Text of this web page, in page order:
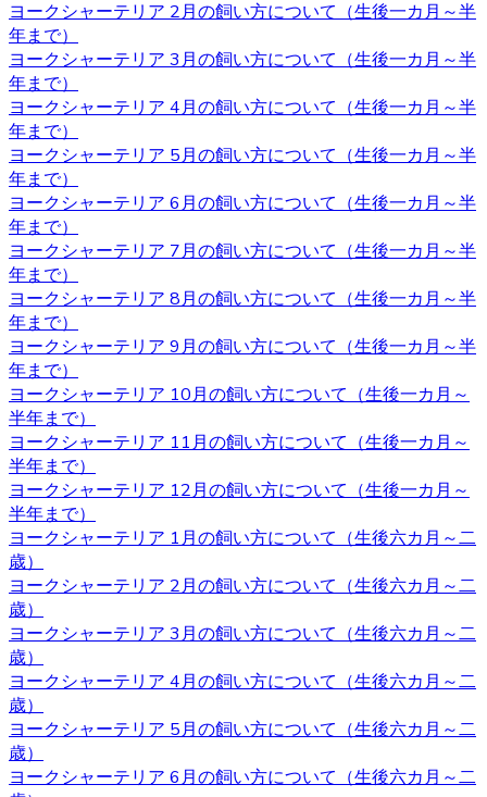
っております。
2020.11.27
ヨークシャーテリアと言う名前はイングランド北部に位置
するヨークシャー地方と言う場所が由来とされています。
ヨークシャー地方およびランカシャー地方で製粉工や織物
などの工場労働者たちに飼われ、ネズミ捕りの役割を担っ
ていました。とても活発で警戒心が強いのもテリアの特徴
です。 ヨークシャーテリアの育成・販売のことなら、ベベ
ドールへ是非お問い合わせください。
2020.11.13
べべドールはアフターケアもしっかり行っております。購
入後でもわからないこと、心配なことがございましたらお
気軽にお問い合わせください。初めてヨークシャーテリア
をお迎えするお客様も、安心してご利用いただけます。 ご
購入の際は、是非お問い合わせ下さい。
2020.11.06
ワンちゃんを購入する際、男の子と女の子で迷うことがあ
りますが、繁殖を考えていないようであればそれほどこど
わりを持つ必要もないでしょう。 それぞれの注意点とし
て、男の子は縄張り意識があるのでマーキングをすること
があり、女の子の場合は避妊手術をしないと発情期に血が
出たり、妊娠の危険性があることがあります。 いずれの場
合も性格は飼い主の育て方次第なので、もしフィーリング
が合って気に入った子がいた場合には性別はそれほど重要
ではないでしょう。
2020.10.30
ヨークシャーテリアは体が小さいため、室内で遊び回るだ
けで十分な運動になります。高齢者など毎日散歩に連れて
ヨークシャーテリア 2月の飼い方について（生後一カ月～半
年まで）
ヨークシャーテリア 3月の飼い方について（生後一カ月～半
年まで）
ヨークシャーテリア 4月の飼い方について（生後一カ月～半
年まで）
ヨークシャーテリア 5月の飼い方について（生後一カ月～半
年まで）
ヨークシャーテリア 6月の飼い方について（生後一カ月～半
年まで）
ヨークシャーテリア 7月の飼い方について（生後一カ月～半
年まで）
ヨークシャーテリア 8月の飼い方について（生後一カ月～半
年まで）
ヨークシャーテリア 9月の飼い方について（生後一カ月～半
年まで）
ヨークシャーテリア 10月の飼い方について（生後一カ月～
半年まで）
ヨークシャーテリア 11月の飼い方について（生後一カ月～
半年まで）
ヨークシャーテリア 12月の飼い方について（生後一カ月～
半年まで）
ヨークシャーテリア 1月の飼い方について（生後六カ月～二
歳）
ヨークシャーテリア 2月の飼い方について（生後六カ月～二
歳）
ヨークシャーテリア 3月の飼い方について（生後六カ月～二
歳）
ヨークシャーテリア 4月の飼い方について（生後六カ月～二
歳）
ヨークシャーテリア 5月の飼い方について（生後六カ月～二
歳）
ヨークシャーテリア 6月の飼い方について（生後六カ月～二